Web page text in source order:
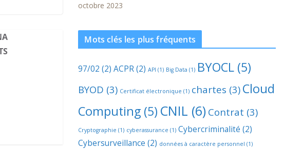
octobre 2023
Mots clés les plus fréquents
97/02 (2) ACPR(2) API (1) Big Data (1) BYOCL (5)
BYOD (3) Certificat électronique (1) chartes (3) Cloud
Computing (5) CNIL (6) Contrat (3)
Cryptographie (1) cyberassurance (1) Cybercriminalité (2)
Cybersurveillance (2) données à caractère personnel (1)